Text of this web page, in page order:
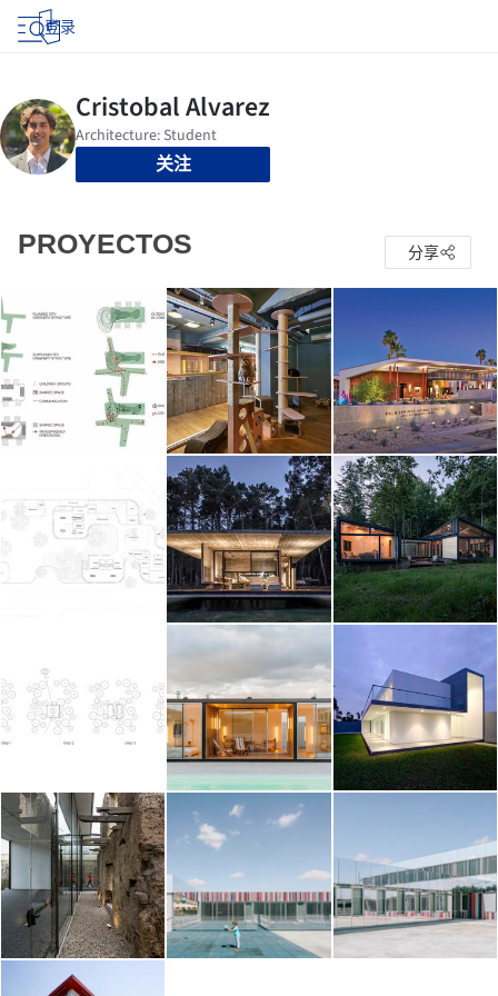
登录
关注
PROYECTOS 分享